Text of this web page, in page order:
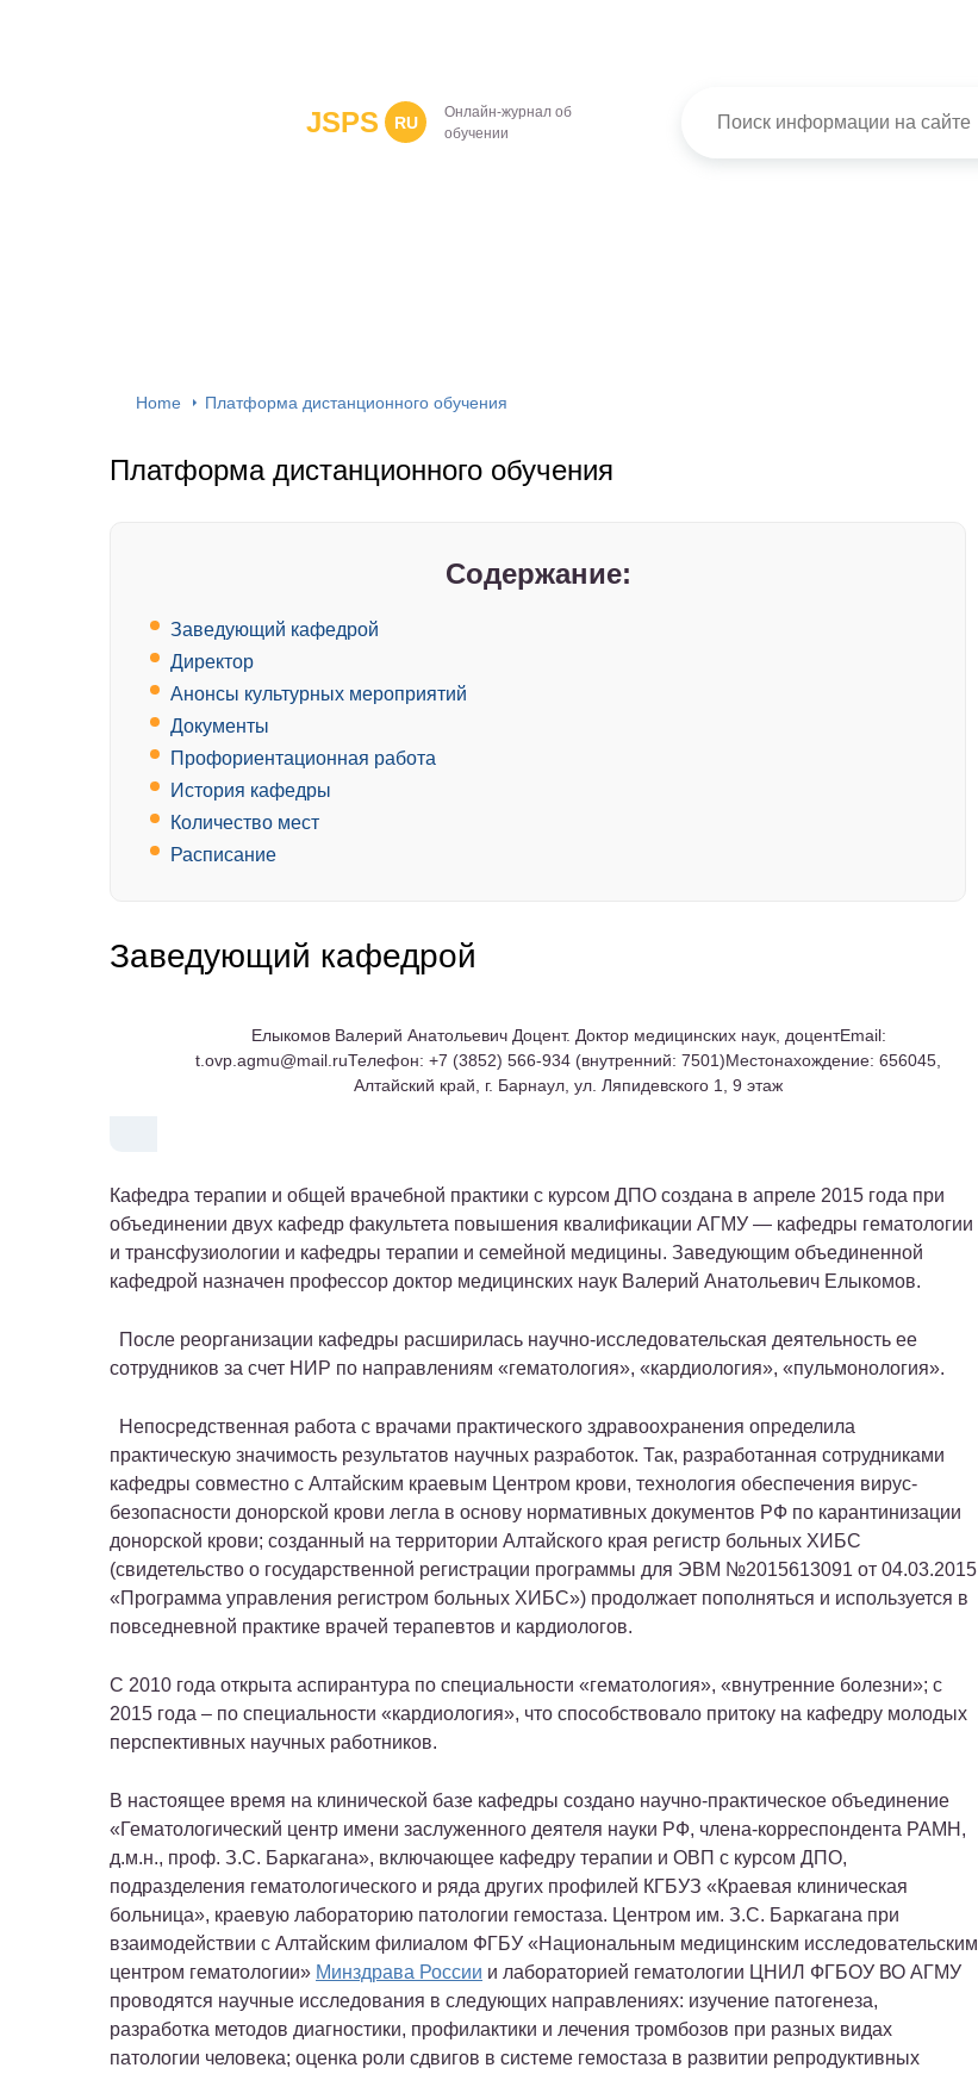
JSPS RU
Онлайн-журнал об
обучении
Home Платформа дистанционного обучения
Платформа дистанционного обучения
Содержание:
Заведующий кафедрой
Директор
Анонсы культурных мероприятий
Документы
Профориентационная работа
История кафедры
Количество мест
Расписание
Заведующий кафедрой
Елыкомов Валерий Анатольевич Доцент. Доктор медицинских наук, доцентEmail:
t.ovp.agmu@mail.ruТелефон: +7 (3852) 566-934 (внутренний: 7501)Местонахождение: 656045,
Алтайский край, г. Барнаул, ул. Ляпидевского 1, 9 этаж
Кафедра терапии и общей врачебной практики с курсом ДПО создана в апреле 2015 года при
объединении двух кафедр факультета повышения квалификации АГМУ — кафедры гематологии
и трансфузиологии и кафедры терапии и семейной медицины. Заведующим объединенной
кафедрой назначен профессор доктор медицинских наук Валерий Анатольевич Елыкомов.
После реорганизации кафедры расширилась научно-исследовательская деятельность ее
сотрудников за счет НИР по направлениям «гематология», «кардиология», «пульмонология».
Непосредственная работа с врачами практического здравоохранения определила
практическую значимость результатов научных разработок. Так, разработанная сотрудниками
кафедры совместно с Алтайским краевым Центром крови, технология обеспечения вирус-
безопасности донорской крови легла в основу нормативных документов РФ по карантинизации
донорской крови; созданный на территории Алтайского края регистр больных ХИБС
(свидетельство о государственной регистрации программы для ЭВМ №2015613091 от 04.03.2015
«Программа управления регистром больных ХИБС») продолжает пополняться и используется в
повседневной практике врачей терапевтов и кардиологов.
С 2010 года открыта аспирантура по специальности «гематология», «внутренние болезни»; с
2015 года – по специальности «кардиология», что способствовало притоку на кафедру молодых
перспективных научных работников.
В настоящее время на клинической базе кафедры создано научно-практическое объединение
«Гематологический центр имени заслуженного деятеля науки РФ, члена-корреспондента РАМН,
д.м.н., проф. З.С. Баркагана», включающее кафедру терапии и ОВП с курсом ДПО,
подразделения гематологического и ряда других профилей КГБУЗ «Краевая клиническая
больница», краевую лабораторию патологии гемостаза. Центром им. З.С. Баркагана при
взаимодействии с Алтайским филиалом ФГБУ «Национальным медицинским исследовательским
центром гематологии» Минздрава России и лабораторией гематологии ЦНИЛ ФГБОУ ВО АГМУ
проводятся научные исследования в следующих направлениях: изучение патогенеза,
разработка методов диагностики, профилактики и лечения тромбозов при разных видах
патологии человека; оценка роли сдвигов в системе гемостаза в развитии репродуктивных